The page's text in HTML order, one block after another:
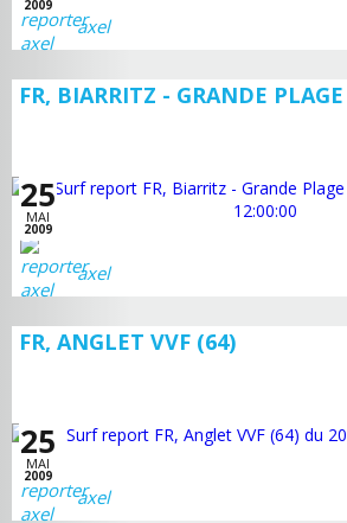
2009
axel
FR, BIARRITZ - GRANDE
25
MAI
2009
axel
FR, ANGLET VVF (64)
25
MAI
2009
axel